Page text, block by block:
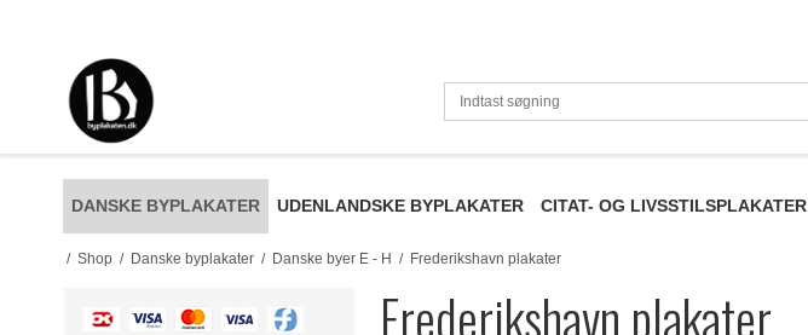
DANSKE BYPLAKATER UDENLANDSKE BYPLAKATER CITAT- OG LIVSSTILSPLAKATER
/ Shop / Danske byplakater / Danske byer E - H / Frederikshavn plakater
Frederikshavn plakater